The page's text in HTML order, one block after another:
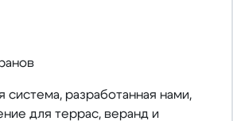
система, разработанная нами,
для террас, веранд и